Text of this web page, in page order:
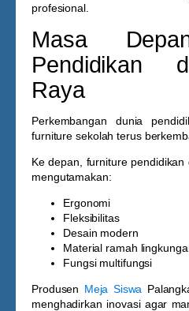
profesional.
Masa
Pendidikan
Raya
Perkembangan dunia
furniture sekolah terus
Ke depan, furniture
mengutamakan:
Ergonomi
Fleksibilitas
Desain modern
Material ramah
Fungsi multifungsi
Produsen Meja Siswa
menghadirkan inovasi agar